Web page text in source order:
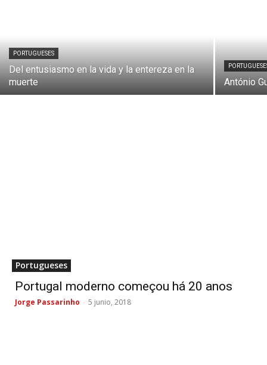
PORTUGUESES
Del entusiasmo en la vida y la entereza en la
muerte
António
Portugueses
Portugal moderno começou há 20 anos
Jorge Passarinho - 5 junio, 2018